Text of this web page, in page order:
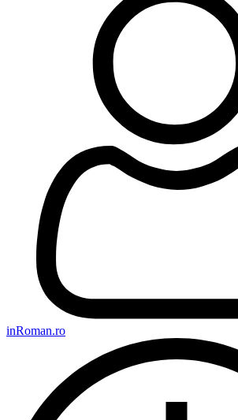
inRoman.ro